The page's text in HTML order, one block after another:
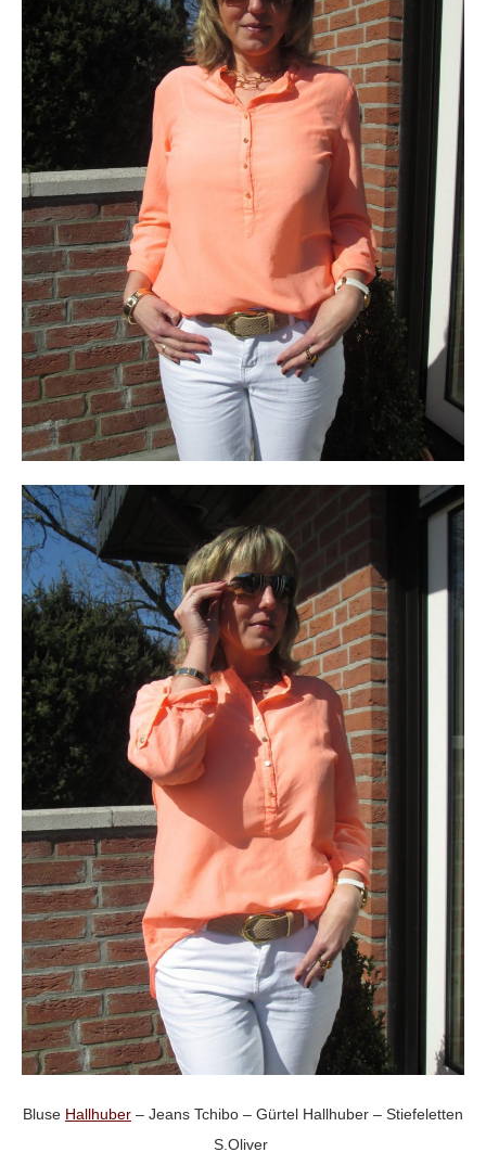
Bluse Hallhuber – Jeans Tchibo – Gürtel Hallhuber – Stiefeletten
S.Oliver